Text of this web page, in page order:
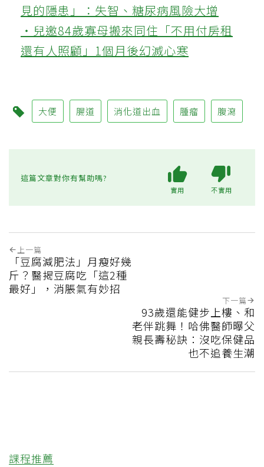
見的隱患」：失智、糖尿病風險大增
‧兒邀84歲寡母搬來同住「不用付房租
還有人照顧」1個月後幻滅心寒
大便 腸道 消化道出血 腫瘤 腹瀉
這篇文章對你有幫助嗎?
實用 不實用
上一篇
「豆腐減肥法」月瘦好幾
斤？醫揭豆腐吃「這2種
最好」，消脹氣有妙招
下一篇
93歲還能健步上樓、和
老伴跳舞！哈佛醫師曝父
親長壽秘訣：沒吃保健品
也不追養生潮
課程推薦